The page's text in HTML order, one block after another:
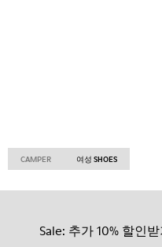
CAMPER 여성 SHOES
Sale: 추가 10% 할인받